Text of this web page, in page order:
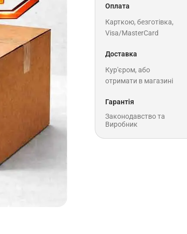
Оплата
Карткою, безготівка,
Visa/MasterCard
Доставка
Кур'єром, або
отримати в магазині
Гарантія
Законодавство та
Виробник